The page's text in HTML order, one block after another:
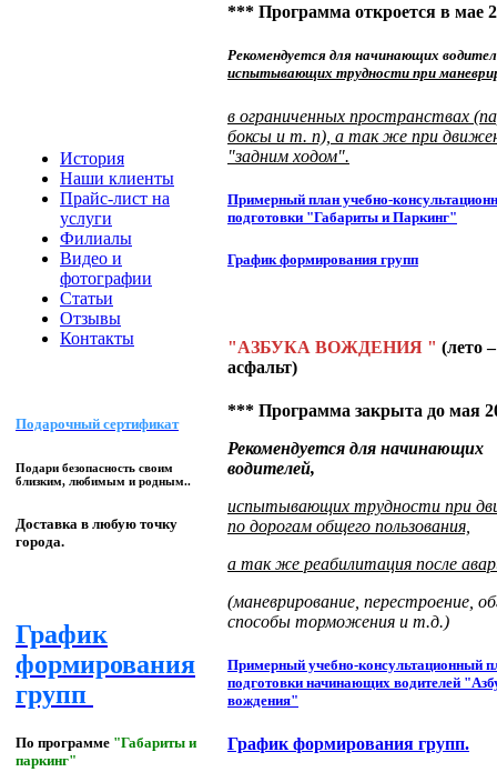
История
Наши клиенты
Прайс-лист на
услуги
Филиалы
Видео и
фотографии
Статьи
Отзывы
Контакты
Подарочный сертификат
Подари безопасность своим
близким, любимым и родным..
Доставка в любую точку
города.
График
формирования
групп
По программе "Габариты и
паркинг"
*** Программа откроется в мае
Рекомендуется для начинающих
испытывающих трудности при
в ограниченных пространствах
боксы и т. п), а так же при
"задним ходом".
Примерный план учебно-
подготовки "Габариты и Паркинг"
График формирования групп
"АЗБУКА ВОЖДЕНИЯ " (лето –
асфальт)
*** Программа закрыта до мая
Рекомендуется для начинающих
водителей,
испытывающих трудности при
по дорогам общего пользования,
а так же реабилитация после
(маневрирование, перестроение,
способы торможения и т.д.)
Примерный учебно-консультационный
подготовки начинающих водителей
вождения"
График формирования групп.